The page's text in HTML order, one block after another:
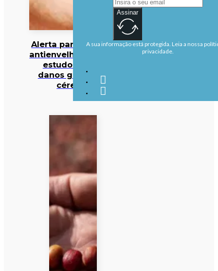
Alerta para cocktail
antienvelhecimento:
estudo deteta
danos graves no
cérebro
Assinar
A sua informação está protegida. Leia a nossa
privacidade.